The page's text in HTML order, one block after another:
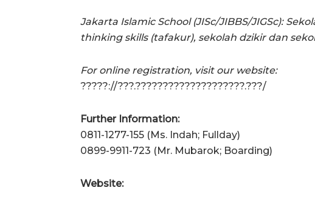
Jakarta Islamic School (JISc/JIBBS/JIGSc):
thinking skills (tafakur), sekolah dzikir dan
For online registration, visit our website:
?????://???.????????????????????.???/
Further Information:
0811-1277-155 (Ms. Indah; Fullday)
0899-9911-723 (Mr. Mubarok; Boarding)
Website: